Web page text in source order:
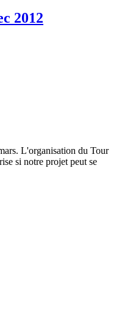
2012
L'organisation du Tour
si notre projet peut se